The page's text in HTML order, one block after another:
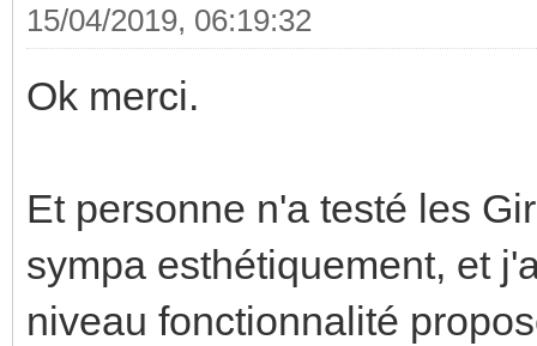
15/04/2019, 06:19:32
Ok merci.
Et personne n'a testé les
sympa esthétiquement, et
niveau fonctionnalité